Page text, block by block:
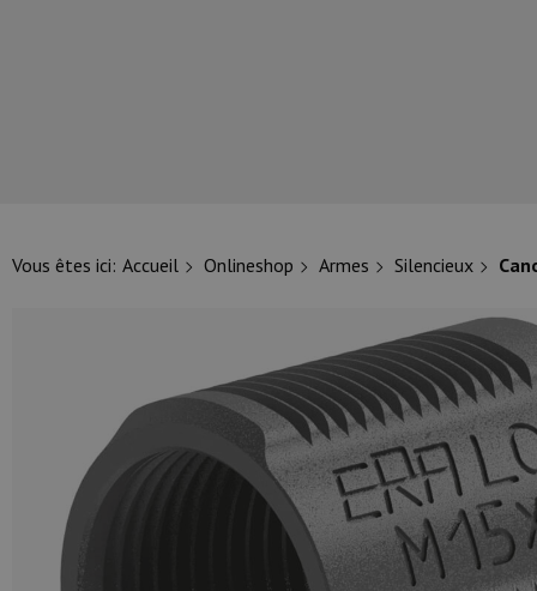
Vous êtes ici: Accueil Onlineshop Armes Silencieux
NOS CATÉGORIES PRINCIPALES
Munitions